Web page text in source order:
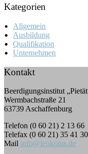
Kategorien
Allgemein
Ausbildung
Qualifikation
Unternehmen
Kontakt
Beerdigungsinstitut
Wermbachstraße 21
63739 Aschaffenburg
Telefon (0 60 21) 2 13 66
Telefax (0 60 21) 35 41 30
Mail info@leokraus.de